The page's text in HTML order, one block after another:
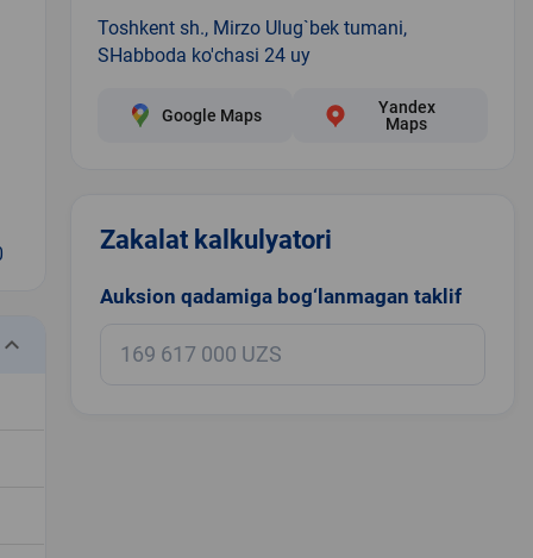
keyboard_arrow_down
Toshkent sh., Mirzo Ulug`bek tumani,
SHabboda ko'chasi 24 uy
Google Maps
Yandex
Maps
Zakalat kalkulyatori
Auksion qadamiga bog‘lanmagan taklif